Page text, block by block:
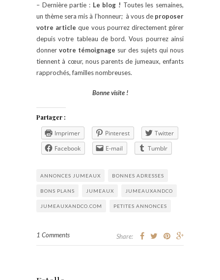
– Dernière partie : Le blog ! Toutes les semaines,
un thème sera mis à l’honneur; à vous de proposer
votre article que vous pourrez directement gérer
depuis votre tableau de bord. Vous pourrez ainsi
donner votre témoignage sur des sujets qui nous
tiennent à cœur, nous parents de jumeaux, enfants
rapprochés, familles nombreuses.
Bonne visite !
Partager :
Imprimer Pinterest
Twitter
Facebook
E-mail Tumblr
ANNONCES JUMEAUX BONNES ADRESSES
BONS PLANS JUMEAUX JUMEAUXANDCO
JUMEAUXANDCO.COM PETITES ANNONCES
1 Comments Share: